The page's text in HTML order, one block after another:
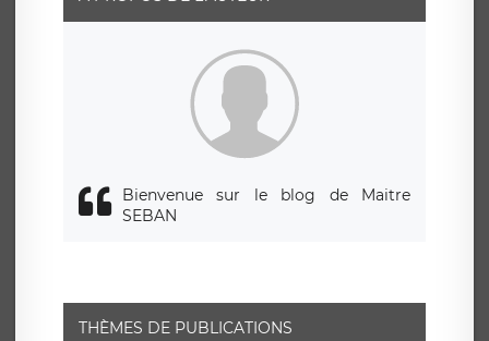
Bienvenue sur le blog de Maitre
SEBAN
THÈMES DE PUBLICATIONS